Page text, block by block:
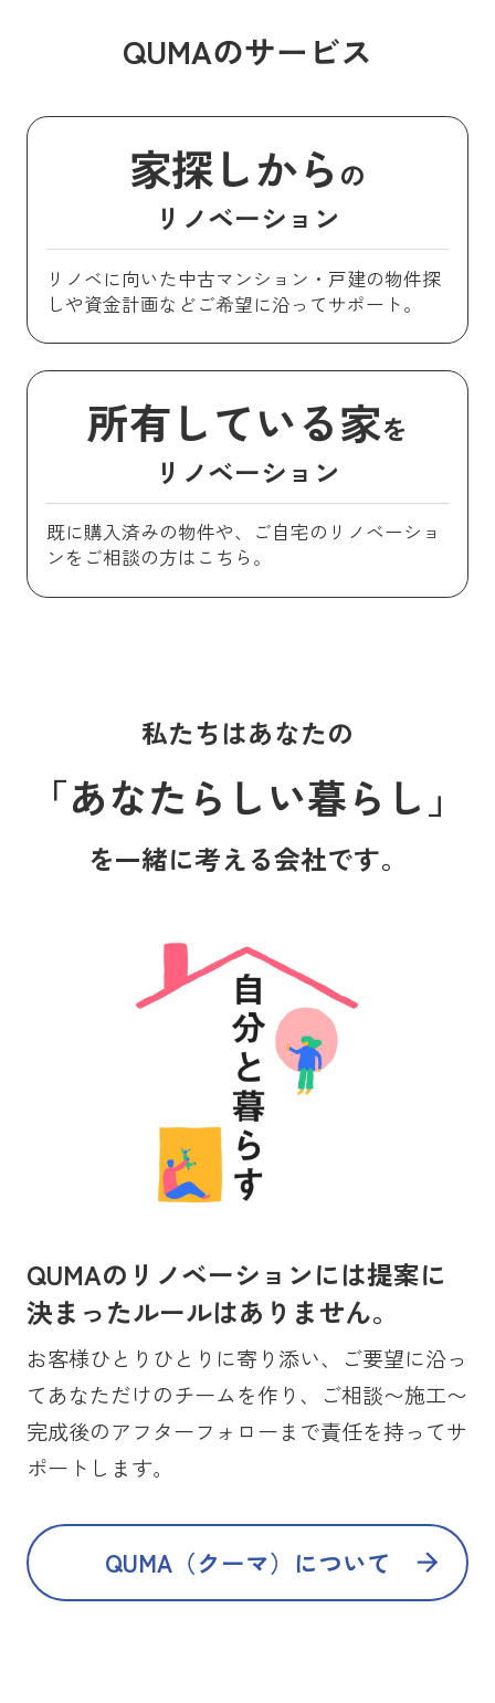
QUMAのサービス
家探しから の
リノベーション
リノベに向いた中古マンション・戸建の物件探
しや資金計画などご希望に沿ってサポート。
所有している家を
リノベーション
既に購入済みの物件や、ご自宅のリノベーショ
ンをご相談の方はこちら。
私たちはあなたの
「あなたらしい暮らし」
を一緒に考える会社です。
QUMAのリノベーションには提案に
決まったルールはありません。
お客様ひとりひとりに寄り添い、ご要望に沿っ
てあなただけのチームを作り、ご相談〜施工〜
完成後のアフターフォローまで責任を持ってサ
ポートします。
QUMA（クーマ）について